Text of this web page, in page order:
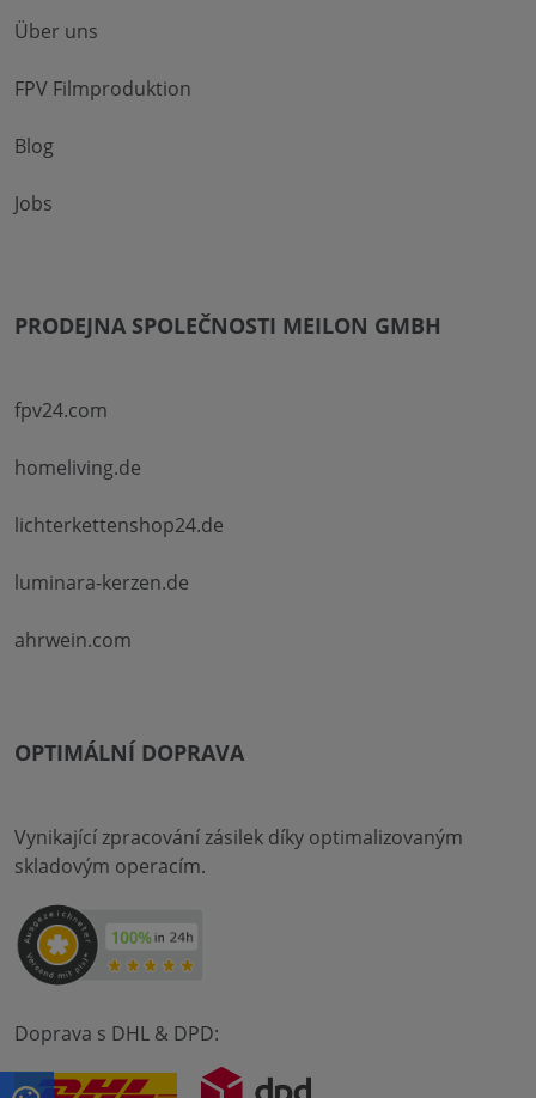
Über uns
FPV Filmproduktion
Blog
Jobs
PRODEJNA SPOLEČNOSTI MEILON GMBH
fpv24.com
homeliving.de
lichterkettenshop24.de
luminara-kerzen.de
ahrwein.com
OPTIMÁLNÍ DOPRAVA
Vynikající zpracování zásilek díky optimalizovaným
skladovým operacím.
Doprava s DHL & DPD: